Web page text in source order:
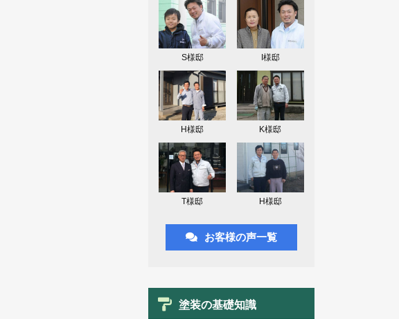
S様邸 I様邸
H様邸 K様邸
T様邸 H様邸
お客様の声一覧
塗装の基礎知識